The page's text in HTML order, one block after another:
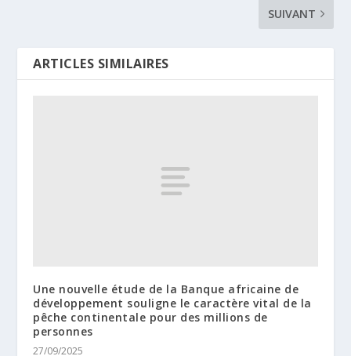
SUIVANT
ARTICLES SIMILAIRES
Une nouvelle étude de la Banque africaine de
développement souligne le caractère vital de la
pêche continentale pour des millions de
personnes
27/09/2025